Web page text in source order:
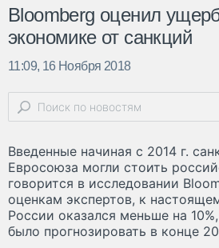
Bloomberg оценил
экономике от санкций
11:09, 16 Ноября 2018
Введенные начиная с 2014 г.
Евросоюза могли стоить
говорится в исследовании
оценкам экспертов, к
России оказался меньше на
было прогнозировать в конце